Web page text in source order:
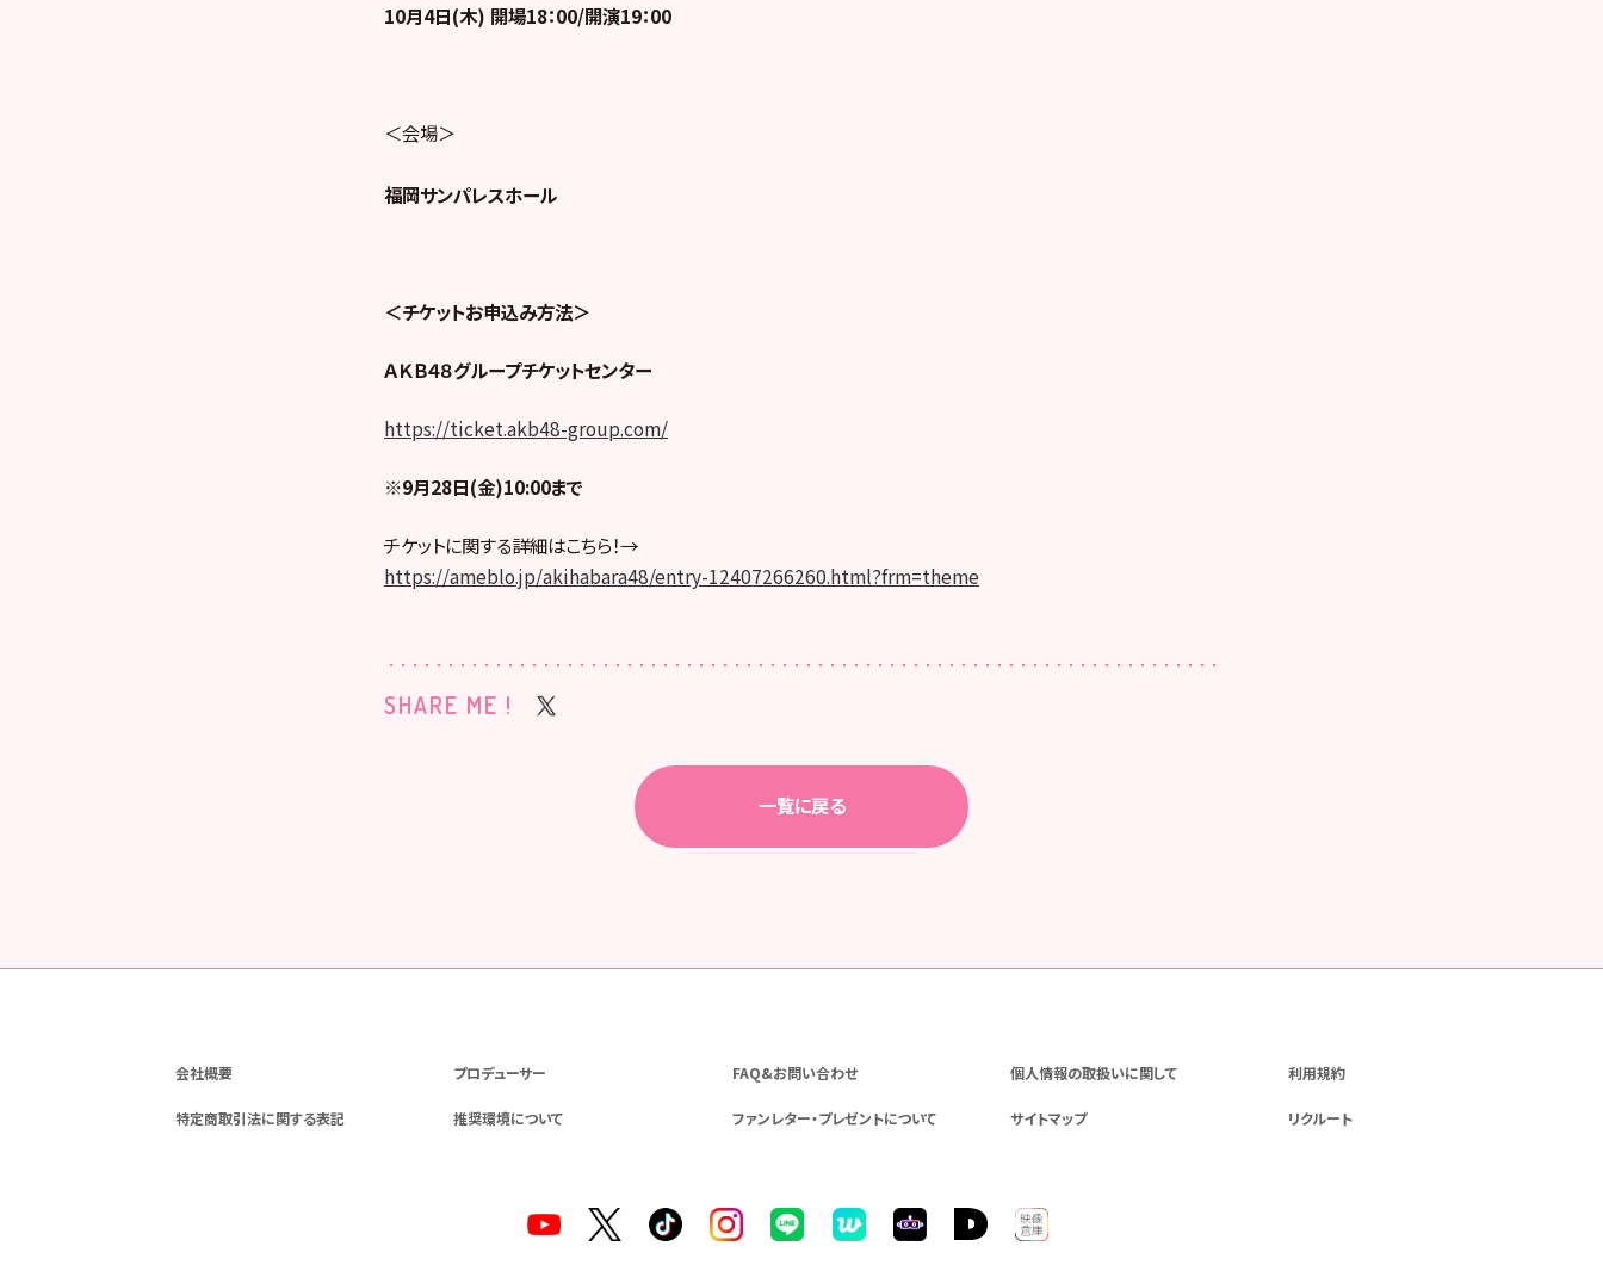
10月4日(木) 開場18：00/開演19：00
＜会場＞
福岡サンパレスホール
＜チケットお申込み方法＞
ＡＫＢ４８グループチケットセンター
https://ticket.akb48-group.com/
※9月28日(金)10:00まで
チケットに関する詳細はこちら！→
https://ameblo.jp/akihabara48/entry-12407266260.html?frm=theme
SHARE ME !
一覧に戻る
会社概要 プロデューサー FAQ&お問い合わせ 個人情報の取扱いに関して 利用規約
特定商取引法に関する表記 推奨環境について ファンレター・プレゼントについて サイトマップ リクルート